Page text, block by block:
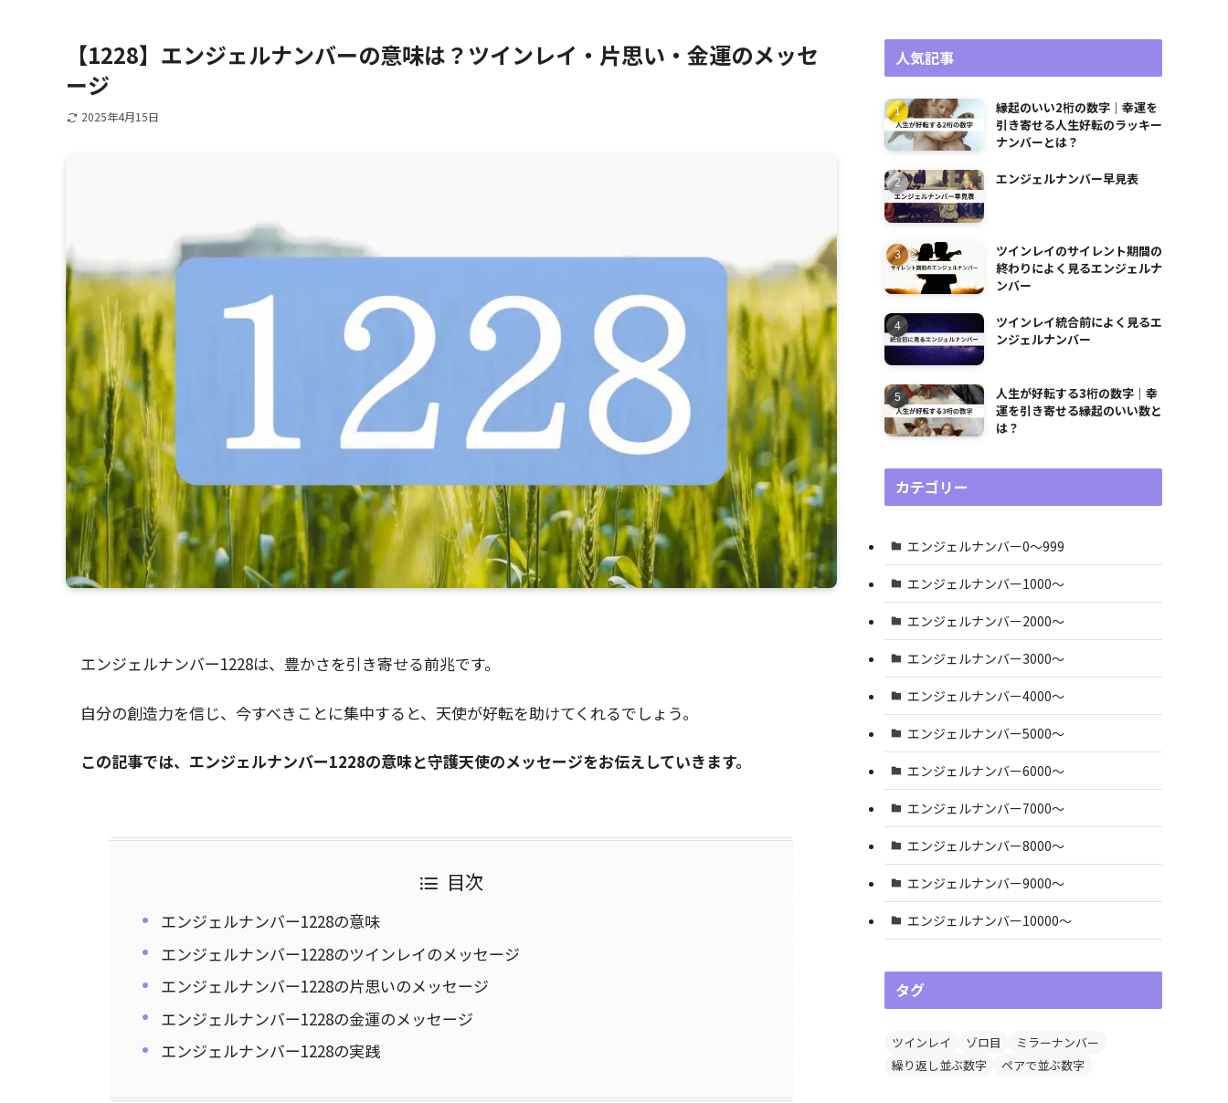
【1228】エンジェルナンバーの意味は？ツインレイ・片思い・金運のメッセ
ージ
2025年4月15日
エンジェルナンバー1228は、豊かさを引き寄せる前兆です。
自分の創造力を信じ、今すべきことに集中すると、天使が好転を助けてくれるでしょう。
この記事では、エンジェルナンバー1228の意味と守護天使のメッセージをお伝えしていきます。
目次
エンジェルナンバー1228の意味
エンジェルナンバー1228のツインレイのメッセージ
エンジェルナンバー1228の片思いのメッセージ
エンジェルナンバー1228の金運のメッセージ
エンジェルナンバー1228の実践
人気記事
縁起のいい2桁の数字｜幸運を
引き寄せる人生好転のラッキー
ナンバーとは？
エンジェルナンバー早見表
ツインレイのサイレント期間の
終わりによく見るエンジェルナ
ンバー
ツインレイ統合前によく見るエ
ンジェルナンバー
人生が好転する3桁の数字｜幸
運を引き寄せる縁起のいい数と
は？
カテゴリー
エンジェルナンバー0〜999
エンジェルナンバー1000〜
エンジェルナンバー2000〜
エンジェルナンバー3000〜
エンジェルナンバー4000〜
エンジェルナンバー5000〜
エンジェルナンバー6000〜
エンジェルナンバー7000〜
エンジェルナンバー8000〜
エンジェルナンバー9000〜
エンジェルナンバー10000〜
タグ
ツインレイ ゾロ目
ミラーナンバー
繰り返し並ぶ数字
ペアで並ぶ数字